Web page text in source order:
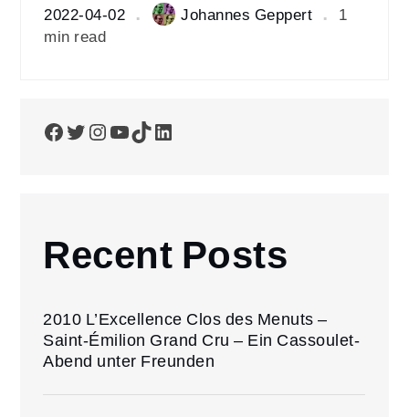
2022-04-02 Johannes Geppert
1
min read
Facebook
Twitter
Instagram
YouTube
TikTokLinkedIn
Recent Posts
2010 L’Excellence Clos des Menuts –
Saint-Émilion Grand Cru – Ein Cassoulet-
Abend unter Freunden